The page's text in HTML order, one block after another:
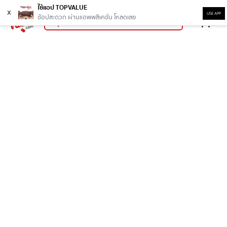
x
ใช้แอป TOPVALUE
ช้อปสะดวก ผ่านแอพพลิเคชั่น โหลดเลย
USE APP